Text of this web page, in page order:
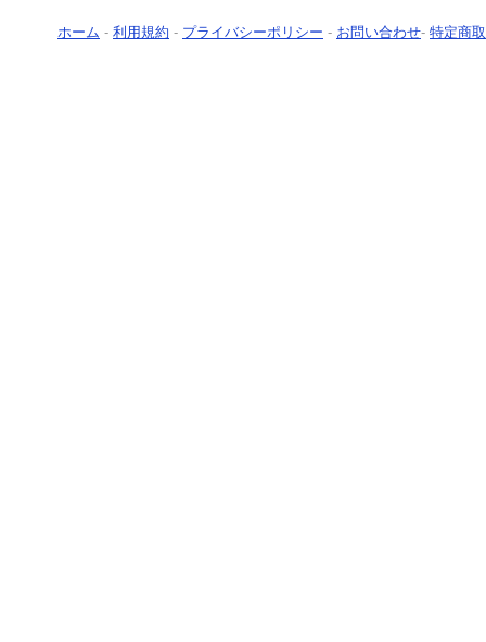
ホーム - 利用規約 - プライバシーポリシー - お問い合わせ- 特定商